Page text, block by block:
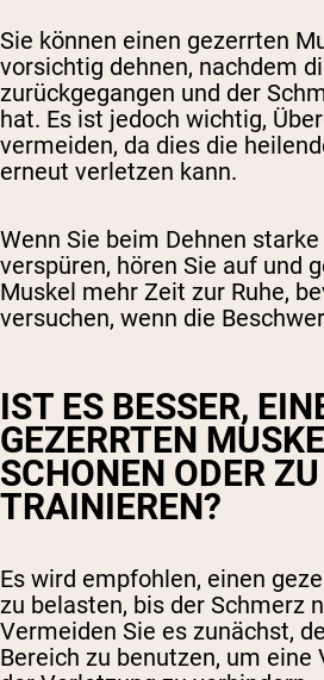
Sie können einen gezerrten
vorsichtig dehnen, nachdem
zurückgegangen und der
hat. Es ist jedoch wichtig,
vermeiden, da dies die
erneut verletzen kann.
Wenn Sie beim Dehnen
verspüren, hören Sie auf und
Muskel mehr Zeit zur Ruhe,
versuchen, wenn die
IST ES BESSER,
GEZERRTEN
SCHONEN ODER ZU
TRAINIEREN?
Es wird empfohlen, einen
zu belasten, bis der Schmerz
Vermeiden Sie es zunächst,
Bereich zu benutzen, um